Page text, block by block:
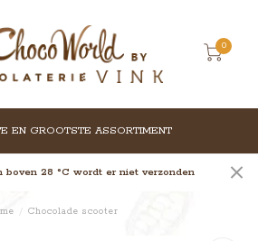
0
EN GROOTSTE ASSORTIMENT
boven 28 °C wordt er niet verzonden
/ Chocolade scooter